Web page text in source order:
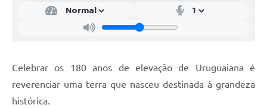
Contratos
Contas Públicas
Celebrar os 180 anos de elevação de Uruguaiana é
reverenciar uma terra que nasceu destinada à grandeza
histórica.